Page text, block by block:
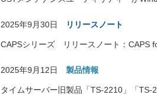
2025年9月30日 リリースノート
CAPSシリーズ リリースノート：CAPS
2025年9月12日 製品情報
タイムサーバー旧製品「TS-2210」「